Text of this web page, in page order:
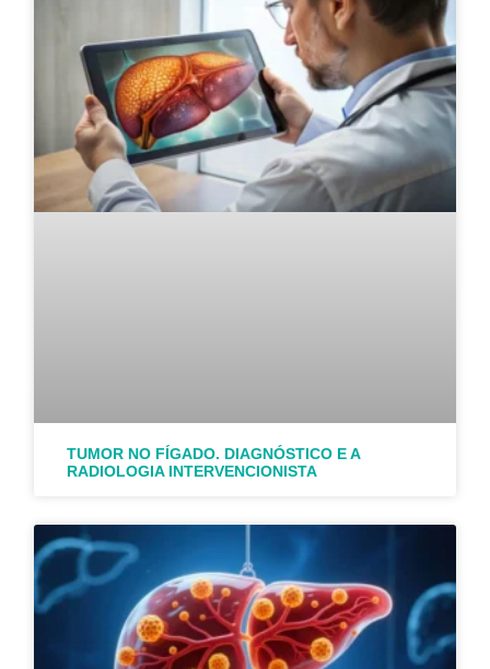
TUMOR NO FÍGADO. DIAGNÓSTICO E A
RADIOLOGIA INTERVENCIONISTA